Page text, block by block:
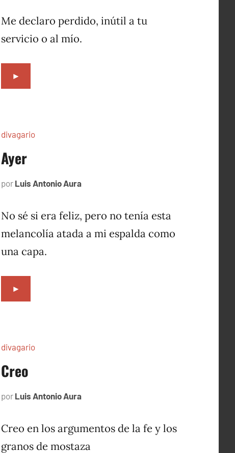
1996
Me declaro perdido, inútil a tu
servicio o al mío.
►
divagario
Ayer
por Luis Antonio Aura
1996
No sé si era feliz, pero no tenía esta
melancolía atada a mi espalda como
una capa.
►
divagario
Creo
por Luis Antonio Aura
1996
Creo en los argumentos de la fe y los
granos de mostaza